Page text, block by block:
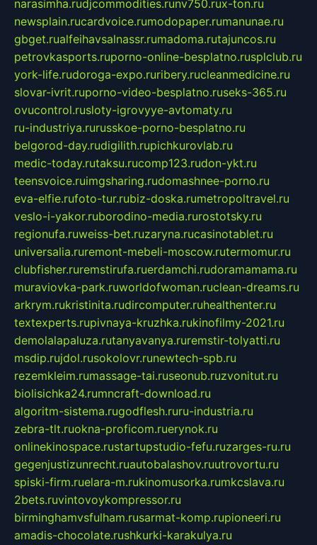
narasimha.rudjcommodities.runv750.rux-ton.ru
newsplain.rucardvoice.rumodopaper.rumanunae.ru
gbget.rualfeihavsalnassr.rumadoma.rutajuncos.ru
petrovkasports.ruporno-online-besplatno.rusplclub.ru
york-life.rudoroga-expo.ruribery.rucleanmedicine.ru
slovar-ivrit.ruporno-video-besplatno.ruseks-365.ru
ovucontrol.rusloty-igrovyye-avtomaty.ru
ru-industriya.rurusskoe-porno-besplatno.ru
belgorod-day.rudigilith.rupichkurovlab.ru
medic-today.rutaksu.rucomp123.rudon-ykt.ru
teensvoice.ruimgsharing.rudomashnee-porno.ru
eva-elfie.rufoto-tur.rubiz-doska.rumetropoltravel.ru
veslo-i-yakor.ruborodino-media.rurostotsky.ru
regionufa.ruweiss-bet.ruzaryna.rucasinotablet.ru
universalia.ruremont-mebeli-moscow.rutermomur.ru
clubfisher.ruremstirufa.ruerdamchi.rudoramamama.ru
muraviovka-park.ruworldofwoman.ruclean-dreams.ru
arkrym.rukristinita.rudircomputer.ruhealthenter.ru
textexperts.rupivnaya-kruzhka.rukinofilmy-2021.ru
demolalapaluza.rutanyavanya.ruremstir-tolyatti.ru
msdip.rujdol.rusokolovr.runewtech-spb.ru
rezemkleim.rumassage-tai.ruseonub.ruzvonitut.ru
biolisichka24.rumncraft-download.ru
algoritm-sistema.rugodflesh.ruru-industria.ru
zebra-tlt.ruokna-proficom.ruerynok.ru
onlinekinospace.rustartupstudio-fefu.ruzarges-ru.ru
gegenjustizunrecht.ruautobalashov.ruutrovortu.ru
spiski-firm.ruelara-m.rukinomusorka.rumkcslava.ru
2bets.ruvintovoykompressor.ru
birminghamvsfulham.rusarmat-komp.rupioneeri.ru
amadis-chocolate.rushkurki-karakulya.ru